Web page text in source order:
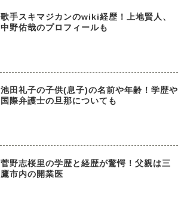
歌手スキマジカンのwiki経歴！上地賢人、
中野佑哉のプロフィールも
池田礼子の子供(息子)の名前や年齢！学歴や
国際弁護士の旦那についても
菅野志桜里の学歴と経歴が驚愕！父親は三
鷹市内の開業医